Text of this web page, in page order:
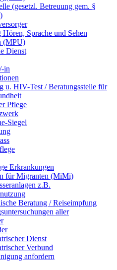
(gesetzl. Betreuung gem. §
Hören, Sprache und Sehen
(MPU)
Dienst
in
u. HIV-Test / Beratungsstelle für
Pflege
Siegel
Erkrankungen
für Migranten (MiMi)
z.B.
Beratung / Reiseimpfung
aller
Dienst
Verbund
anfordern